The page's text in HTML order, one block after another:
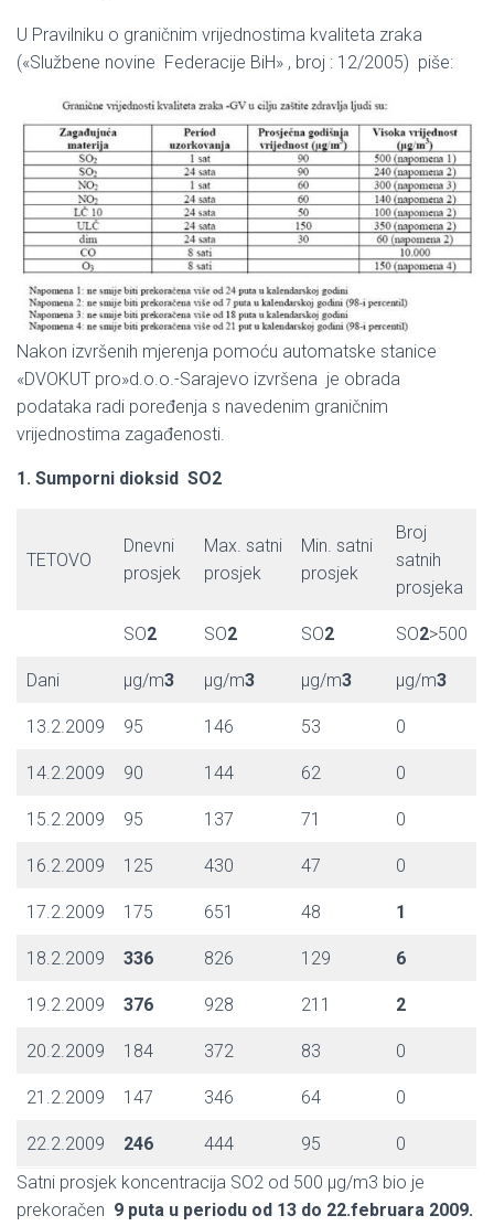
U Pravilniku o graničnim vrijednostima kvaliteta zraka
(«Službene novine Federacije BiH» , broj : 12/2005) piše:
Nakon izvršenih mjerenja pomoću automatske stanice
«DVOKUT pro»d.o.o.-Sarajevo izvršena je obrada
podataka radi poređenja s navedenim graničnim
vrijednostima zagađenosti.
1. Sumporni dioksid SO2
TETOVO
Dnevni
prosjek
Max. satni
prosjek
Min. satni
prosjek
Broj
satnih
prosjeka
SO2 SO2 SO2 SO2>500
Dani μg/m3 μg/m3 μg/m3 μg/m3
13.2.2009 95 146 53 0
14.2.2009 90 144 62 0
15.2.2009 95 137 71 0
16.2.2009 125 430 47 0
17.2.2009 175 651 48 1
18.2.2009 336 826 129 6
19.2.2009 376 928 211 2
20.2.2009 184 372 83 0
21.2.2009 147 346 64 0
22.2.2009 246 444 95
0
Satni prosjek koncentracija SO2 od 500 μg/m3 bio je
prekoračen 9 puta u periodu od 13 do 22.februara 2009.